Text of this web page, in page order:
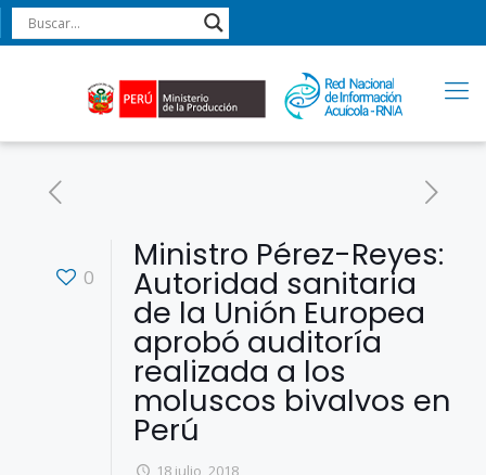
0
Ministro Pérez-Reyes:
Autoridad sanitaria
de la Unión Europea
aprobó auditoría
realizada a los
moluscos bivalvos en
Perú
18 julio, 2018